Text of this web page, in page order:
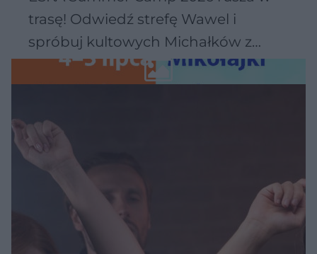
trasę! Odwiedź strefę Wawel i
spróbuj kultowych Michałków z
Wawelu